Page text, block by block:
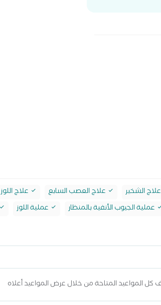
علاج الشخير علاج العصب السابع
علاج اللوز
عملية الجيوب الأنفية بالمنظار عملية اللوز